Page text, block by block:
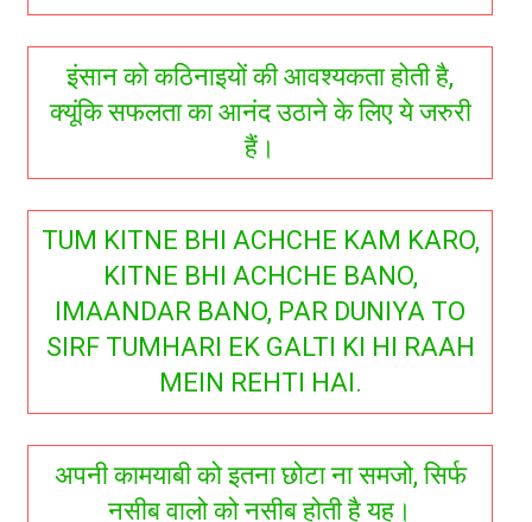
इंसान को कठिनाइयों की आवश्यकता होती है,
क्यूंकि सफलता का आनंद उठाने के लिए ये जरुरी
हैं।
TUM KITNE BHI ACHCHE KAM KARO,
KITNE BHI ACHCHE BANO,
IMAANDAR BANO, PAR DUNIYA TO
SIRF TUMHARI EK GALTI KI HI RAAH
MEIN REHTI HAI.
अपनी कामयाबी को इतना छोटा ना समजो, सिर्फ
नसीब वालो को नसीब होती है यह।